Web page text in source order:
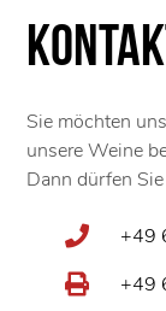
Sie möchten
unsere Weine
Dann dürfen
+49
+49